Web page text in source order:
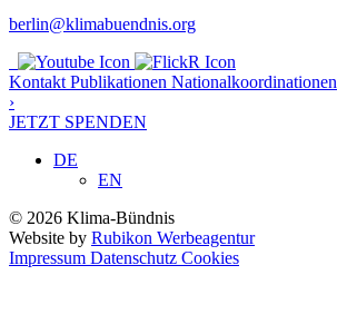
berlin@klimabuendnis.org
Kontakt Publikationen Nationalkoordinationen
›
JETZT SPENDEN
DE
EN
© 2026 Klima-Bündnis
Website by Rubikon Werbeagentur
Impressum Datenschutz Cookies